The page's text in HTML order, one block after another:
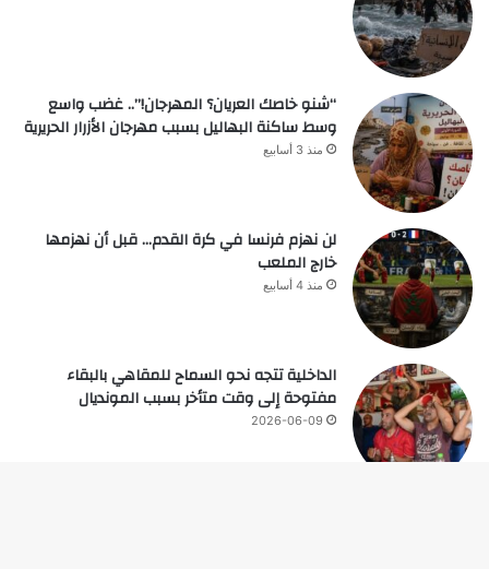
“شنو خاصك العريان؟ المهرجان!”.. غضب واسع
وسط ساكنة البهاليل بسبب مهرجان الأزرار الحريرية
منذ 3 أسابيع
لن نهزم فرنسا في كرة القدم… قبل أن نهزمها
خارج الملعب
منذ 4 أسابيع
الداخلية تتجه نحو السماح للمقاهي بالبقاء
مفتوحة إلى وقت متأخر بسبب المونديال
2026-06-09